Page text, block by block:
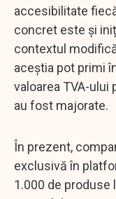
accesibilitate
concret este și
contextul
aceștia pot primi
valoarea TVA-
au fost majorate.
În prezent,
exclusivă în
1.000 de produse